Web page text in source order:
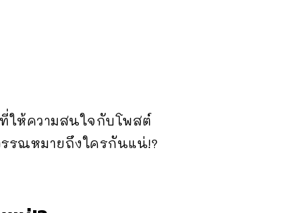
ให้ความสนใจกับโพสต์
รณหมายถึงใครกันแน่!?